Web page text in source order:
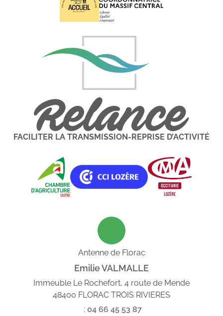
FACILITER LA TRANSMISSION-REPRISE D’ACTIVITÉ
Antenne de Florac
Emilie VALMALLE
Immeuble Le Rochefort, 4 route de Mende
48400 FLORAC TROIS RIVIERES
: 04 66 45 53 87